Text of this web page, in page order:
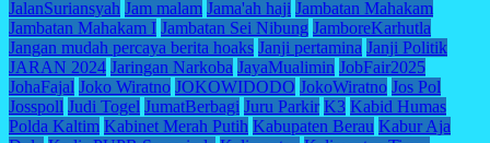
JalanSuriansyah Jam malam Jama'ah haji Jambatan Mahakam
Jambatan Mahakam I Jambatan Sei Nibung JamboreKarhutla
Jangan mudah percaya berita hoaks Janji pertamina Janji Politik
JARAN 2024 Jaringan Narkoba JayaMualimin JobFair2025
JohaFajal Joko Wiratno JOKOWIDODO JokoWiratno Jos Pol
Josspoll Judi Togel JumatBerbagi Juru Parkir K3 Kabid Humas
Polda Kaltim Kabinet Merah Putih Kabupaten Berau Kabur Aja